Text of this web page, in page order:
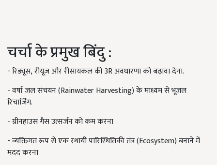
चर्चा के प्रमुख बिंदु :
- रिड्यूस, रीयूज और रीसायकल की 3R अवधारणा को बढ़ावा देना.
- वर्षा जल संचयन (Rainwater Harvesting) के माध्यम से भूजल
रिचार्जिंग.
- ग्रीनहाउस गैस उत्सर्जन को कम करना
- व्यक्तिगत रूप से एक स्थायी पारिस्थितिकी तंत्र (Ecosystem) बनाने में
मदद करना